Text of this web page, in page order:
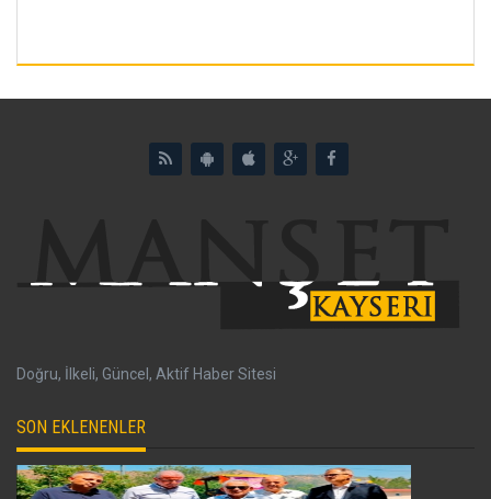
Doğru, İlkeli, Güncel, Aktif Haber Sitesi
SON EKLENENLER